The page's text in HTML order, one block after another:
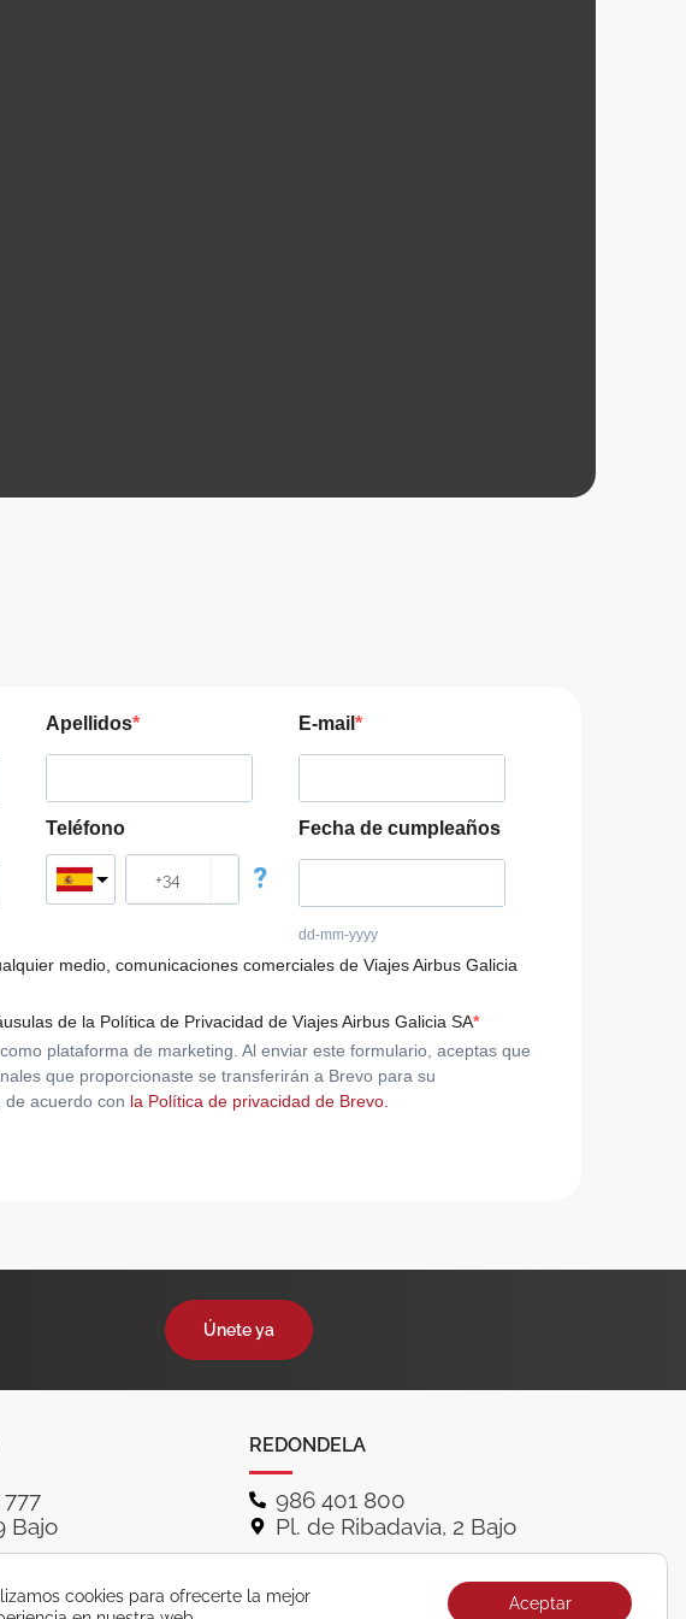
Apellidos E-mail
Teléfono
?
Fecha de cumpleaños
dd-mm-yyyy
medio, comunicaciones comerciales de Viajes Airbus Galicia
de la Política de Privacidad de Viajes Airbus Galicia SA
plataforma de marketing. Al enviar este formulario, aceptas que
que proporcionaste se transferirán a Brevo para su
de acuerdo con la Política de privacidad de Brevo.
Únete ya
Bajo
REDONDELA
986 401 800
Pl. de Ribadavia, 2 Bajo
cookies para ofrecerte la mejor
Aceptar